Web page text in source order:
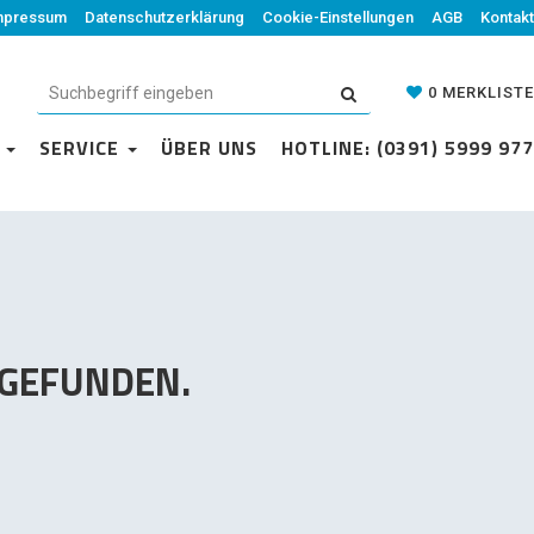
Datenschutzerklärung Cookie-Einstellungen AGB Kontakt
0 MERKLISTE
ÜBER UNS HOTLINE: (0391) 5999 977
Datenschutzerklärung Cookie-Einstellungen AGB Kontakt
0 MERKLISTE
SERVICE ÜBER UNS HOTLINE: (0391) 5999 977